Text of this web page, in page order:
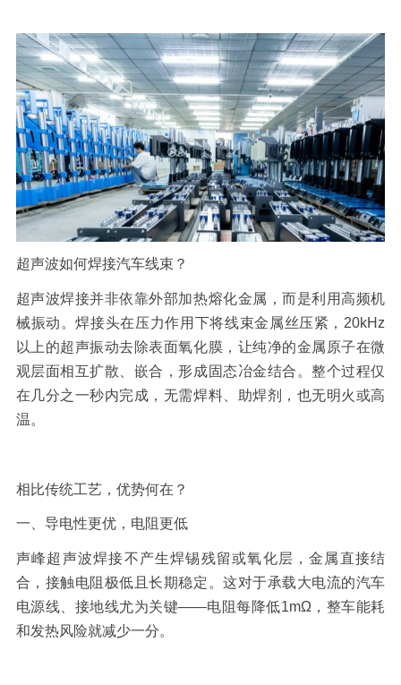
超声波如何焊接汽车线束？
超声波焊接并非依靠外部加热熔化金属，而是利用高频机
械振动。焊接头在压力作用下将线束金属丝压紧， 20kHz
以上的超声振动去除表面氧化膜，让纯净的金属原子在微
观层面相互扩散、嵌合，形成固态冶金结合。整个过程仅
在几分之一秒内完成，无需焊料、助焊剂，也无明火或高
温。
相比传统工艺，优势何在？
一、导电性更优，电阻更低
声峰超声波焊接不产生焊锡残留或氧化层，金属直接结
合，接触电阻极低且长期稳定。这对于承载大电流的汽车
电源线、接地线尤为关键——电阻每降低1mΩ，整车能耗
和发热风险就减少一分。